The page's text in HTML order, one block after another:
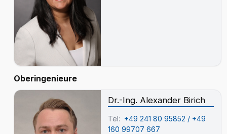
Oberingenieure
Dr.-Ing. Alexander Birich
Tel: +49 241 80 95852 / +49
160 99707 667